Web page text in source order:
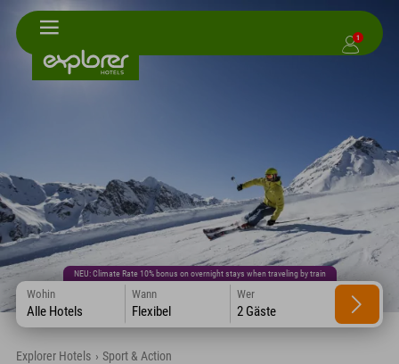
1
NEU: Climate Rate 10% bonus on overnight stays when traveling by train
Wohin
Alle Hotels
Wann
Flexibel
Wer
2 Gäste
Explorer Hotels › Sport & Action